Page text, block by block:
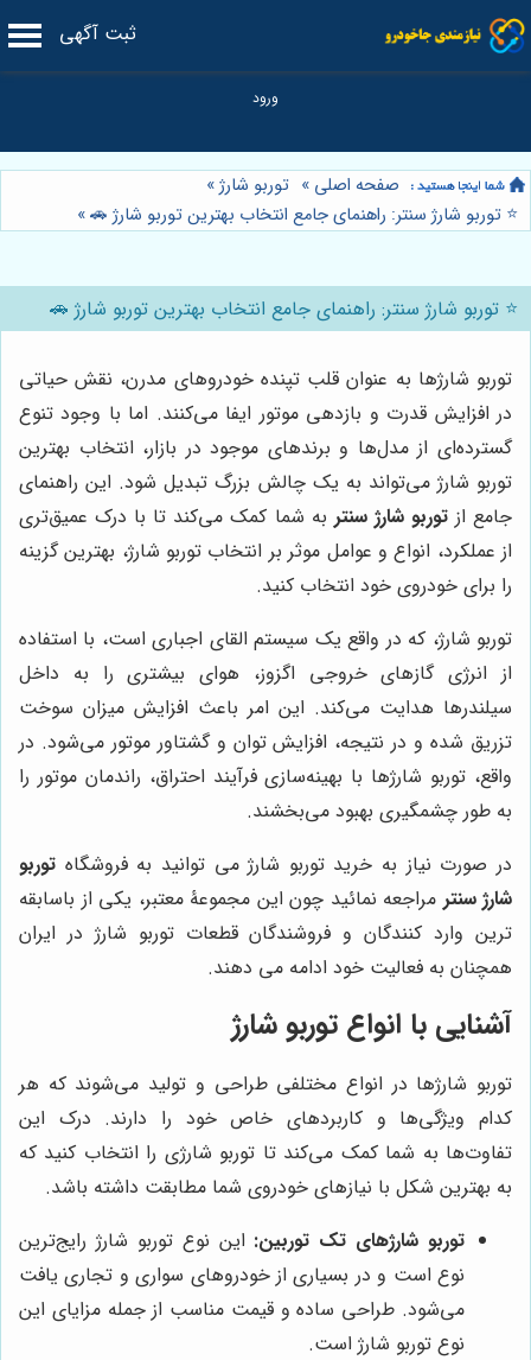
ثبت آگهی
صفحه اصلی » توربو شارژ»
⭐️ توربو شارژ سنتر: راهنمای جامع انتخاب بهترین توربو شارژ 🚗»
⭐️ توربو شارژ سنتر: راهنمای جامع انتخاب بهترین توربو شارژ 🚗
توربو شارژها به عنوان قلب تپنده خودروهای مدرن، نقش حیاتی
در افزایش قدرت و بازدهی موتور ایفا می‌کنند. اما با وجود تنوع
گسترده‌ای از مدل‌ها و برندهای موجود در بازار، انتخاب بهترین
توربو شارژ می‌تواند به یک چالش بزرگ تبدیل شود. این راهنمای
جامع ازتوربو شارژ سنتر به شما کمک می‌کند تا با درک عمیق‌تری
از عملکرد، انواع و عوامل موثر بر انتخاب توربو شارژ، بهترین گزینه
را برای خودروی خود انتخاب کنید.
توربو شارژ، که در واقع یک سیستم القای اجباری است، با استفاده
از انرژی گازهای خروجی اگزوز، هوای بیشتری را به داخل
سیلندرها هدایت می‌کند. این امر باعث افزایش میزان سوخت
تزریق شده و در نتیجه، افزایش توان و گشتاور موتور می‌شود. در
واقع، توربو شارژها با بهینه‌سازی فرآیند احتراق، راندمان موتور را
به طور چشمگیری بهبود می‌بخشند.
در صورت نیاز به خرید توربو شارژ می توانید به فروشگاه توربو
شارژ سنتر مراجعه نمائید چون این مجموعۀ معتبر، یکی از باسابقه
ترین وارد کنندگان و فروشندگان قطعات توربو شارژ در ایران
همچنان به فعالیت خود ادامه می دهند.
آشنایی با انواع توربو شارژ
توربو شارژها در انواع مختلفی طراحی و تولید می‌شوند که هر
کدام ویژگی‌ها و کاربردهای خاص خود را دارند. درک این
تفاوت‌ها به شما کمک می‌کند تا توربو شارژی را انتخاب کنید که
به بهترین شکل با نیازهای خودروی شما مطابقت داشته باشد.
توربو شارژهای تک توربین: این نوع توربو شارژ رایج‌ترین
نوع است و در بسیاری از خودروهای سواری و تجاری یافت
می‌شود. طراحی ساده و قیمت مناسب از جمله مزایای این
نوع توربو شارژ است.